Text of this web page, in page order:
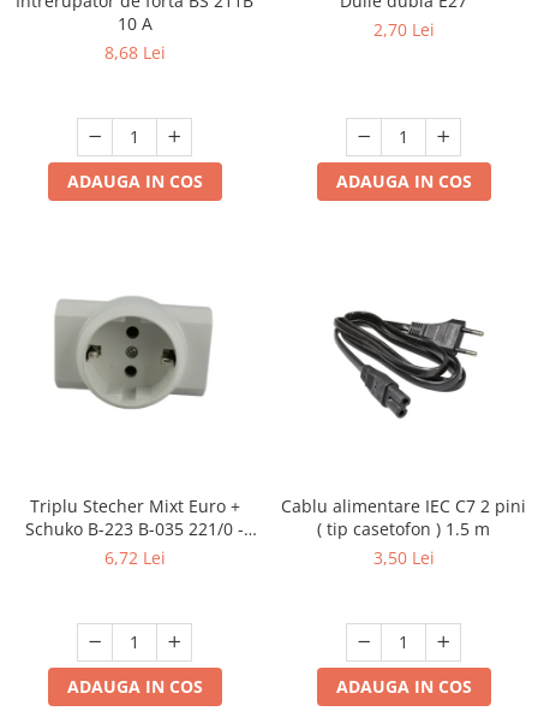
10 A
8,68 Lei
ADAUGA IN COS
2,70 Lei
ADAUGA IN COS
Triplu Stecher Mixt Euro +
Schuko B-223 B-035 221/0 -
Multiplicator Priză 3 Ieșiri
6,72 Lei
ADAUGA IN COS
Cablu alimentare IEC C7 2 pini
( tip casetofon ) 1.5 m
3,50 Lei
ADAUGA IN COS